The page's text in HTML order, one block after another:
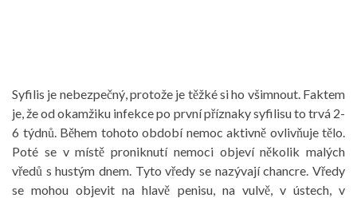
Syfilis je nebezpečný, protože je těžké si ho všimnout. Faktem
je, že od okamžiku infekce po první příznaky syfilisu to trvá 2-
6 týdnů. Během tohoto období nemoc aktivně ovlivňuje tělo.
Poté se v místě proniknutí nemoci objeví několik malých
vředů s hustým dnem. Tyto vředy se nazývají chancre. Vředy
se mohou objevit na hlavě penisu, na vulvě, v ústech, v